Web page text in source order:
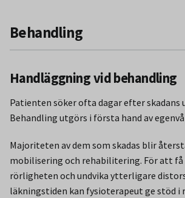
Behandling
Handläggning vid behandling
Patienten söker ofta dagar efter skadans
Behandling utgörs i första hand av
Majoriteten av dem som skadas blir
mobilisering och rehabilitering. För att
rörligheten och undvika ytterligare
läkningstiden kan fysioterapeut ge stöd i